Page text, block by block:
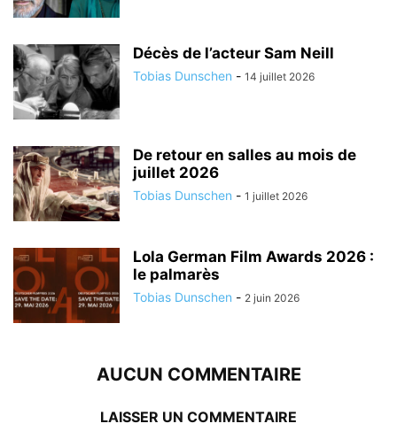
Décès de l’acteur Sam Neill
Tobias Dunschen - 14 juillet 2026
De retour en salles au mois de
juillet 2026
Tobias Dunschen - 1 juillet 2026
Lola German Film Awards 2026 :
le palmarès
Tobias Dunschen - 2 juin 2026
AUCUN COMMENTAIRE
LAISSER UN COMMENTAIRE